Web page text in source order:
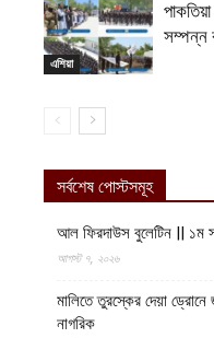
এশিয়া
সর্বশেষ পোস্টসমূহ
আল ফিরদাউস বুলেটিন ||
আগস্ট ৭, ২০২৬
মালিতে তুরস্কের দেয়া
নাগরিক